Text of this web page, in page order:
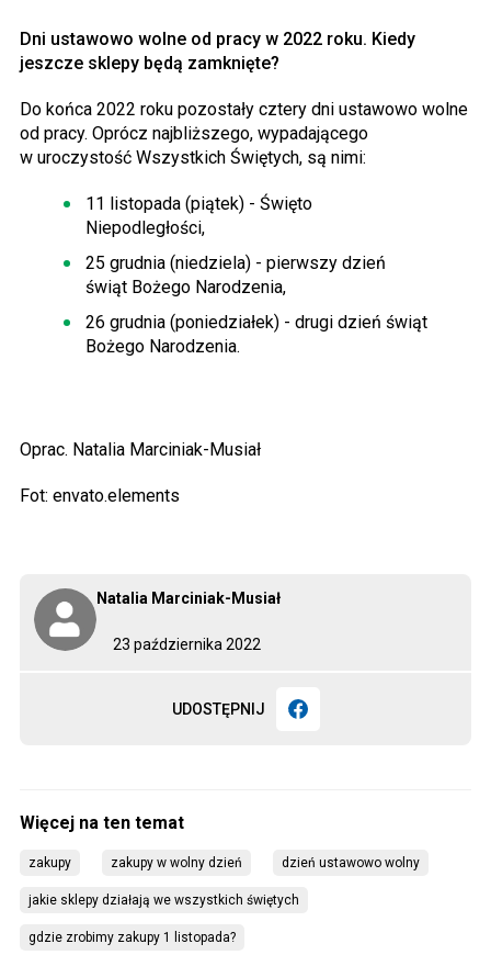
23 października 2022
Natalia Marciniak-Musiał
UDOSTĘPNIJ
Dni ustawowo wolne od pracy w 2022 roku. Kiedy
jeszcze sklepy będą zamknięte?
Do końca 2022 roku pozostały cztery dni ustawowo wolne
od pracy. Oprócz najbliższego, wypadającego
w uroczystość Wszystkich Świętych, są nimi:
11 listopada (piątek) - Święto
Niepodległości,
25 grudnia (niedziela) - pierwszy dzień
świąt Bożego Narodzenia,
26 grudnia (poniedziałek) - drugi dzień świąt
Bożego Narodzenia.
Oprac. Natalia Marciniak-Musiał
Fot: envato.elements
zakupy zakupy w wolny dzień dzień ustawowo wolny
jakie sklepy działają we wszystkich świętych
gdzie zrobimy zakupy 1 listopada?